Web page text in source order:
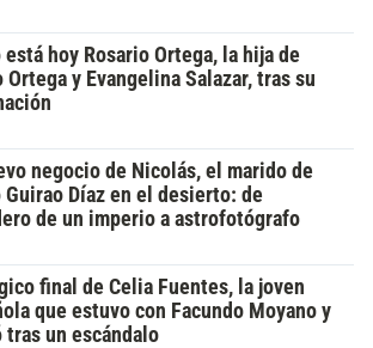
está hoy Rosario Ortega, la hija de
Ortega y Evangelina Salazar, tras su
negocio de Nicolás, el marido de
Guirao Díaz en el desierto: de
de un imperio a astrofotógrafo
final de Celia Fuentes, la joven
que estuvo con Facundo Moyano y
tras un escándalo